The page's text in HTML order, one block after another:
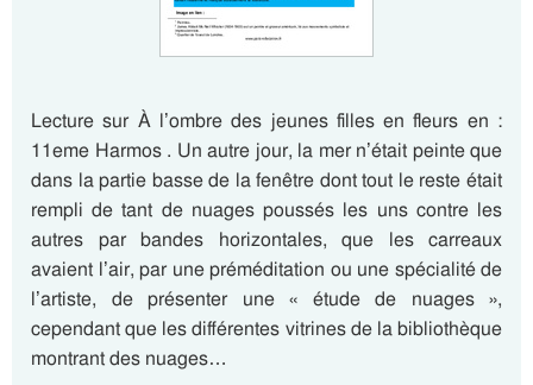
Lecture sur À l’ombre des jeunes filles en fleurs en :
11eme Harmos . Un autre jour, la mer n’était peinte que
dans la partie basse de la fenêtre dont tout le reste était
rempli de tant de nuages poussés les uns contre les
autres par bandes horizontales, que les carreaux
avaient l’air, par une préméditation ou une spécialité de
l’artiste, de présenter une « étude de nuages »,
cependant que les différentes vitrines de la bibliothèque
montrant des nuages…